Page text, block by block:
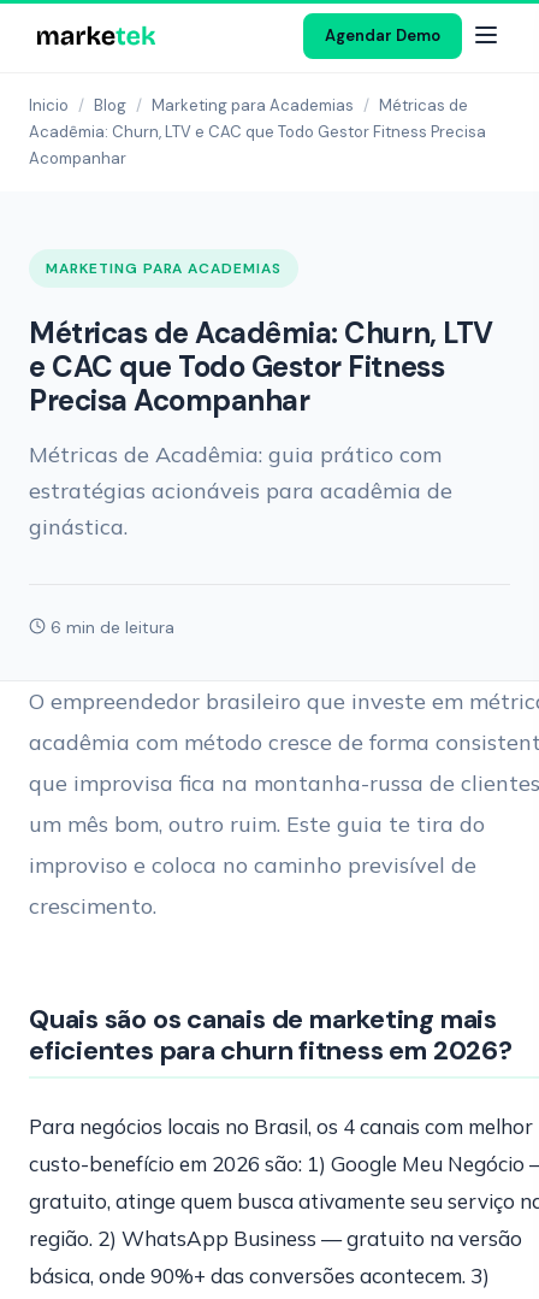
Agendar Demo
Inicio / Blog / Marketing para Academias / Métricas de
Acadêmia: Churn, LTV e CAC que Todo Gestor Fitness Precisa
Acompanhar
MARKETING PARA ACADEMIAS
Métricas de Acadêmia: Churn, LTV
e CAC que Todo Gestor Fitness
Precisa Acompanhar
Métricas de Acadêmia: guia prático com
estratégias acionáveis para acadêmia de
ginástica.
6 min de leitura
O empreendedor brasileiro que investe em
acadêmia com método cresce de forma
que improvisa fica na montanha-russa de
um mês bom, outro ruim. Este guia te tira do
improviso e coloca no caminho previsível de
crescimento.
Quais são os canais de marketing mais
eficientes para churn fitness em 2026?
Para negócios locais no Brasil, os 4 canais com melhor
custo-benefício em 2026 são: 1) Google Meu Negócio
gratuito, atinge quem busca ativamente seu serviço
região. 2) WhatsApp Business — gratuito na versão
básica, onde 90%+ das conversões acontecem. 3)